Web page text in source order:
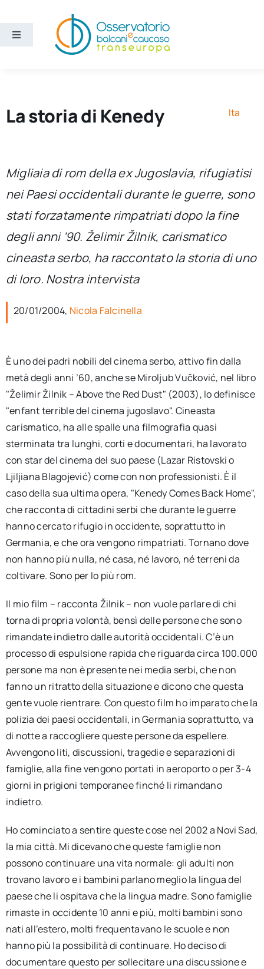
contenuto
Toggle
Sezioni
Chi siamo
Cerca
per:
La storia di Kenedy Ita
Migliaia di rom della ex Jugoslavia, rifugiatisi
nei Paesi occidentali durante le guerre, sono
stati forzatamente rimpatriati dopo la fine
degli anni ’90. Želimir Žilnik, carismatico
cineasta serbo, ha raccontato la storia di uno
di loro. Nostra intervista
20/01/2004, Nicola Falcinella
È uno dei padri nobili del cinema serbo, attivo fin dalla
metà degli anni ’60, anche se Miroljub Vučković, nel libro
"Želimir Žilnik – Above the Red Dust" (2003), lo definisce
"enfant terrible del cinema jugoslavo". Cineasta
carismatico, ha alle spalle una filmografia quasi
sterminata tra lunghi, corti e documentari, ha lavorato
con star del cinema del suo paese (Lazar Ristovski o
Ljiljiana Blagojević) come con non professionisti. È il
caso della sua ultima opera, "Kenedy Comes Back Home",
che racconta di cittadini serbi che durante le guerre
hanno cercato rifugio in occidente, soprattutto in
Germania, e che ora vengono rimpatriati. Tornano dove
non hanno più nulla, né casa, né lavoro, né terreni da
coltivare. Sono per lo più rom.
Il mio film – racconta Žilnik – non vuole parlare di chi
torna di propria volontà, bensì delle persone che sono
rimandate indietro dalle autorità occidentali. C’è un
processo di espulsione rapida che riguarda circa 100.000
persone ma non è presente nei media serbi, che non
fanno un ritratto della situazione e dicono che questa
gente vuole rientrare. Con questo film ho imparato che la
polizia dei paesi occidentali, in Germania soprattutto, va
di notte a raccogliere queste persone da espellere.
Avvengono liti, discussioni, tragedie e separazioni di
famiglie, alla fine vengono portati in aeroporto o per 3-4
giorni in prigioni temporanee finché li rimandano
indietro.
Ho cominciato a sentire queste cose nel 2002 a Novi Sad,
la mia città. Mi dicevano che queste famiglie non
possono continuare una vita normale: gli adulti non
trovano lavoro e i bambini parlano meglio la lingua del
paese che li ospitava che la lingua madre. Sono famiglie
rimaste in occidente 10 anni e più, molti bambini sono
nati all’estero, molti frequentavano le scuole e non
hanno più la possibilità di continuare. Ho deciso di
documentare questo per sollecitare una discussione e